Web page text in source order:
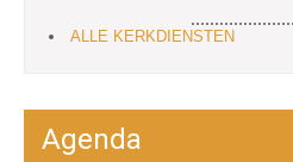
ALLE KERKDIENSTEN
Agenda